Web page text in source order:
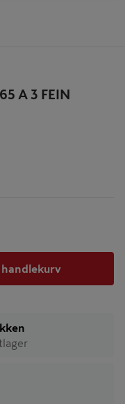
A 3 FEIN
handlekurv